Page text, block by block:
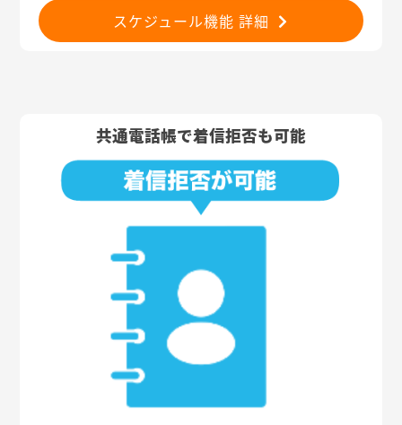
スケジュール機能 詳細
共通電話帳で着信拒否も可能